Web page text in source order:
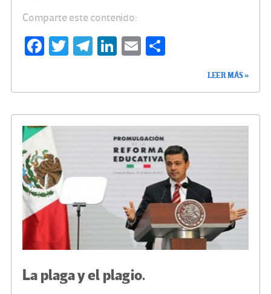
Comparte este contenido:
Fa
o
k
T
Te
m
Li
n
E
ar
tir
LEER MÁS »
La plaga y el plagio.